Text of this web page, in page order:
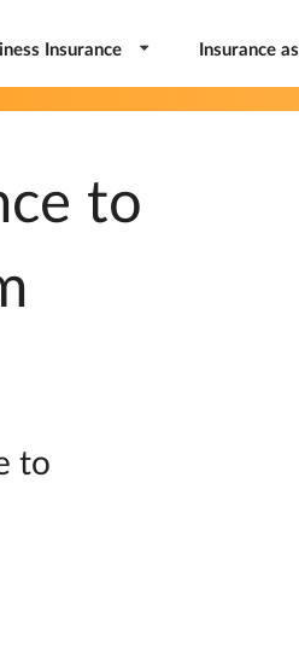
Insurance Insurance
to
to